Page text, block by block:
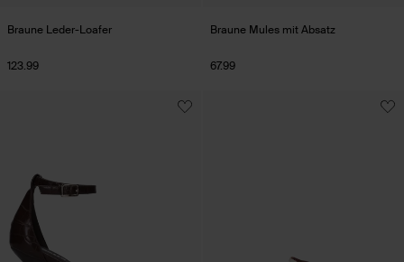
Braune Leder-Loafer
123.99
Braune Mules mit Absatz
67.99